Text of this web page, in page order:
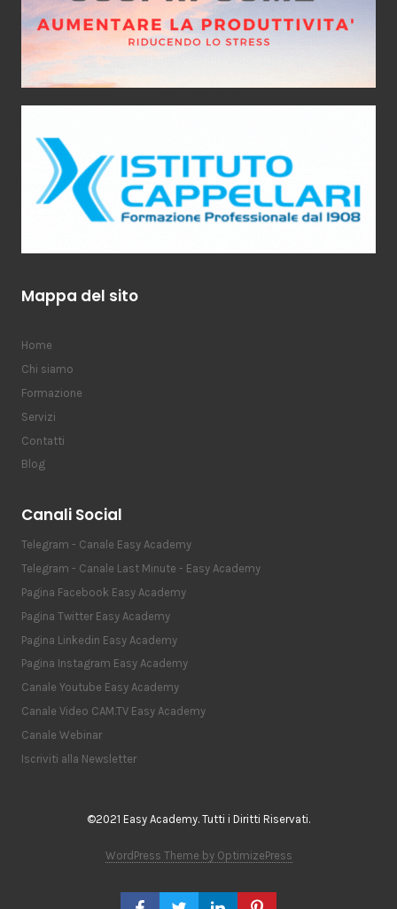
Mappa del sito
Home
Chi siamo
Formazione
Servizi
Contatti
Blog
Canali Social
Telegram - Canale Easy Academy
Telegram - Canale Last Minute - Easy Academy
Pagina Facebook Easy Academy
Pagina Twitter Easy Academy
Pagina Linkedin Easy Academy
Pagina Instagram Easy Academy
Canale Youtube Easy Academy
Canale Video CAM.TV Easy Academy
Canale Webinar
Iscriviti alla Newsletter
©2021 Easy Academy. Tutti i Diritti Riservati.
WordPress Theme by OptimizePress